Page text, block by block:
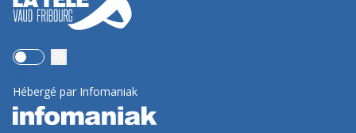
Use setting
Hébergé par Infomaniak